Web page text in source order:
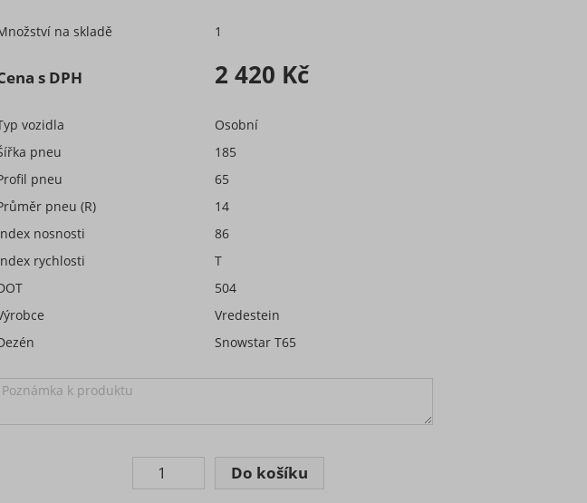
na skladě 1
s DPH 2 420 Kč
vozidla
Osobní
pneu
185
pneu
65
pneu (R)
14
nosnosti
86
rychlosti
T
504
Vredestein
Snowstar T65